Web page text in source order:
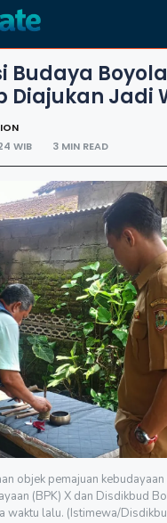
Budaya
Diajukan Jadi
WIB
3 MIN READ
objek pemajuan kebudayaan
(BPK) X dan Disdikbud
waktu lalu. (Istimewa/